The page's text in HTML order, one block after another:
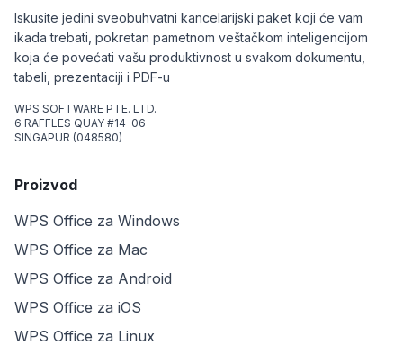
Iskusite jedini sveobuhvatni kancelarijski paket koji će vam
ikada trebati, pokretan pametnom veštačkom inteligencijom
koja će povećati vašu produktivnost u svakom dokumentu,
tabeli, prezentaciji i PDF-u
WPS SOFTWARE PTE. LTD.
6 RAFFLES QUAY #14-06
SINGAPUR (048580)
Proizvod
WPS Office za Windows
WPS Office za Mac
WPS Office za Android
WPS Office za iOS
WPS Office za Linux